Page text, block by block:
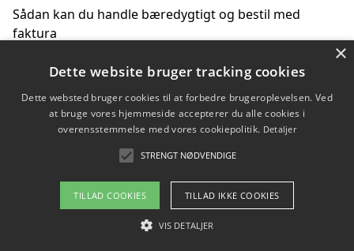
Sådan kan du handle bæredygtigt og bestil med
faktura
Copyright 2026 - Pilanto Aps
Om / kontakt
Blog Betingelser
×
Dette website bruger tracking cookies
Dette websted bruger cookies til at forbedre brugeroplevelsen. Ved
at bruge vores hjemmeside accepterer du alle cookies i
overensstemmelse med vores cookiepolitik. Detaljer
STRENGT NØDVENDIGE
TILLAD COOKIES TILLAD IKKE COOKIES
VIS DETALJER